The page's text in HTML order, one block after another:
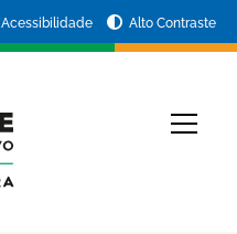
Acessibilidade Alto Contraste